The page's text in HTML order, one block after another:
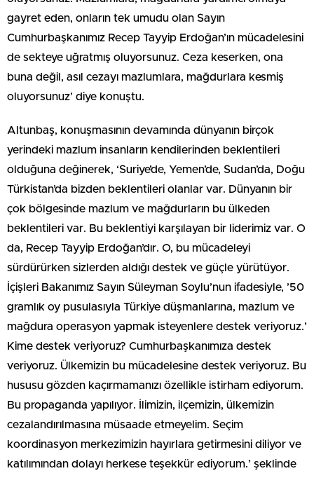
gayret eden, onların tek umudu olan Sayın
Cumhurbaşkanımız Recep Tayyip Erdoğan’ın mücadelesini
de sekteye uğratmış oluyorsunuz. Ceza keserken, ona
buna değil, asıl cezayı mazlumlara, mağdurlara kesmiş
oluyorsunuz’ diye konuştu.
Altunbaş, konuşmasının devamında dünyanın birçok
yerindeki mazlum insanların kendilerinden beklentileri
olduğuna değinerek, ‘Suriye’de, Yemen’de, Sudan’da, Doğu
Türkistan’da bizden beklentileri olanlar var. Dünyanın bir
çok bölgesinde mazlum ve mağdurların bu ülkeden
beklentileri var. Bu beklentiyi karşılayan bir liderimiz var. O
da, Recep Tayyip Erdoğan’dır. O, bu mücadeleyi
sürdürürken sizlerden aldığı destek ve güçle yürütüyor.
İçişleri Bakanımız Sayın Süleyman Soylu’nun ifadesiyle, ’50
gramlık oy pusulasıyla Türkiye düşmanlarına, mazlum ve
mağdura operasyon yapmak isteyenlere destek veriyoruz.’
Kime destek veriyoruz? Cumhurbaşkanımıza destek
veriyoruz. Ülkemizin bu mücadelesine destek veriyoruz. Bu
hususu gözden kaçırmamanızı özellikle istirham ediyorum.
Bu propaganda yapılıyor. İlimizin, ilçemizin, ülkemizin
cezalandırılmasına müsaade etmeyelim. Seçim
koordinasyon merkezimizin hayırlara getirmesini diliyor ve
katılımından dolayı herkese teşekkür ediyorum.’ şeklinde